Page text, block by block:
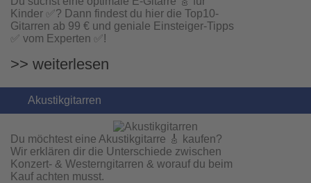
Pioneer DJ XDJ-AN All-in-One DJ System 2-Kanal Mini
Kinder ✅? Dann findest du hier die Top10-
Gitarren ab 99 € und geniale Einsteiger-Tipps
✅ vom Experten ✅!
>> weiterlesen
Akustikgitarren
Du möchtest eine Akustikgitarre 🎸 kaufen?
Wir erklären dir die Unterschiede zwischen
Konzert- & Westerngitarren & worauf du beim
Kauf achten musst.